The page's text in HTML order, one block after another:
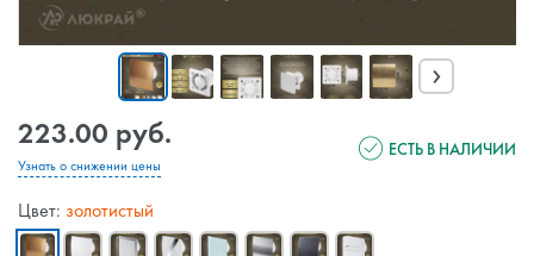
›
223.00 руб.
Узнать о снижении цены
ЕСТЬ В НАЛИЧИИ
Цвет: золотистый